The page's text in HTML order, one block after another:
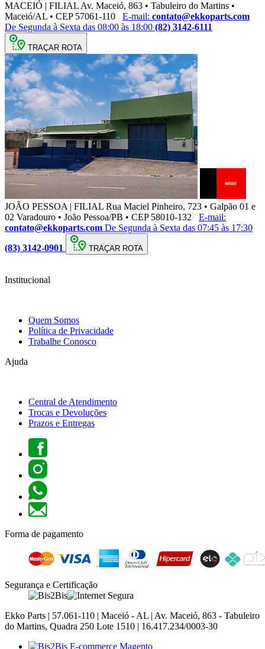
MACEIÓ | FILIAL Av. Maceió, 863 • Tabuleiro do Martins •
Maceió/AL • CEP 57061-110
E-mail: contato@ekkoparts.com
De Segunda à Sexta das 08:00 às 18:00 (82) 3142-6111
TRAÇAR ROTA
JOÃO PESSOA | FILIAL Rua Maciel Pinheiro, 723 • Galpão 01 e
02 Varadouro • João Pessoa/PB • CEP 58010-132
E-mail:
contato@ekkoparts.com De Segunda à Sexta das 07:45 às 17:30
(83) 3142-0901
TRAÇAR ROTA
Institucional
Quem Somos
Política de Privacidade
Trabalhe Conosco
Ajuda
Central de Atendimento
Trocas e Devoluções
Prazos e Entregas
Forma de pagamento
Segurança e Certificação
Ekko Parts | 57.061-110 | Maceió - AL | Av. Maceió, 863 - Tabuleiro
do Martins, Quadra 250 Lote 1510 | 16.417.234/0003-30